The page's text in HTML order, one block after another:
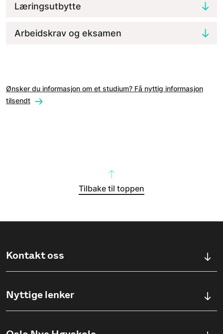
Læringsutbytte
Arbeidskrav og eksamen
Ønsker du informasjon om et studium? Få nyttig informasjon
tilsendt
Tilbake til toppen
Kontakt oss
Ullevålsveien 76, 0454 OSLO
Nyttige lenker